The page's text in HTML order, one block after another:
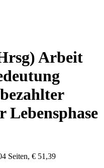
Arbeit
Lebensphase
Seiten, € 51,39